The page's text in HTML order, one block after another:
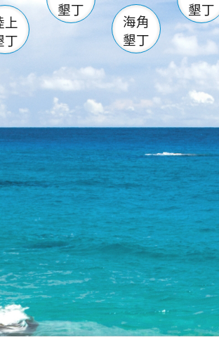
上
丁
墾丁
海角
墾丁
墾丁